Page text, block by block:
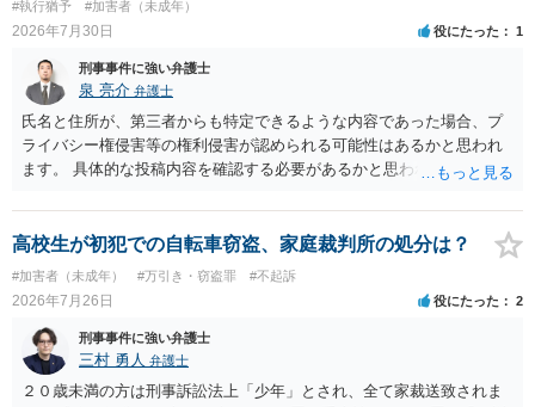
た、利益を得る目的もないため賭博場開帳図利罪も成立しないと考え
事・行政上の観点から以下の点が考慮されます。景品表示法について
は事業者が顧客を誘引するためのものではないため対象外と考えられ
ますが、自治会館の利用規約（目的外利用や金銭徴収の可否など）へ
の抵触が問題となることがあります。 【質問3への回答】 主催者とし
ての注意点として、まず参加費がすべて会場代の実費に充てられてい
とを明確にしておくことが大切です。また、自治会館の管理者に対
し、参加費の集金を含む利用目的を事前に正確に伝えて了解を得てお
#執行猶予
#加害者（未成年）
2026年7月30日 役にたった 1
刑事事件に強い弁護士
泉 亮介 弁護士
氏名と住所が、第三者からも特定できるような内容であった場合、プ
ライバシー権侵害等の権利侵害が認められる可能性はあるかと思われ
ます。 具体的な投稿内容を確認する必要があるかと思われますので、
でしょう。
高校生が初犯での自転車窃盗、家庭裁判所の処分は？
#加害者（未成年） #万引き・窃盗罪 #不起訴
2026年7月26日 役にたった 2
刑事事件に強い弁護士
三村 勇人 弁護士
２０歳未満の方は刑事訴訟法上「少年」とされ、全て家裁送致されま